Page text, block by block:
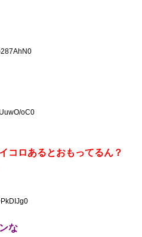
oC0
コロあるとおもってるん？
な